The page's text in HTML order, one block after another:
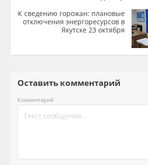
К сведению горожан: плановые
отключения энергоресурсов в
Якутске 23 октября
Оставить комментарий
Комментарий